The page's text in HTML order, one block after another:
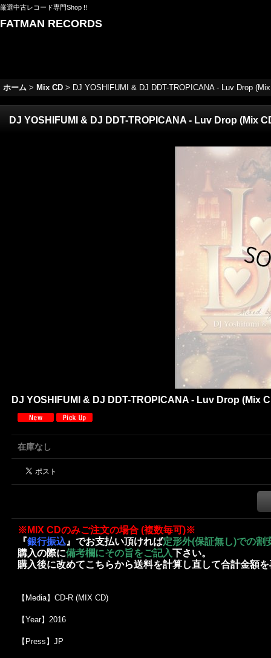
厳選中古レコード専門Shop !!
FATMAN RECORDS
ホーム > Mix CD > DJ YOSHIFUMI & DJ DDT-TROPICANA - Luv Drop
DJ YOSHIFUMI & DJ DDT-TROPICANA - Luv Drop (Mix
DJ YOSHIFUMI & DJ DDT-TROPICANA - Luv Drop (Mix
在庫なし
※MIX CDのみご注文の場合 (複数毎可)※
『銀行振込 』でお支払い頂ければ定形外(保証無し)での割
購入の際に備考欄にその旨をご記入下さい。
購入後に改めてこちらから送料を計算し直して合計金額
【Media】CD-R (MIX CD)
【Year】2016
【Press】JP